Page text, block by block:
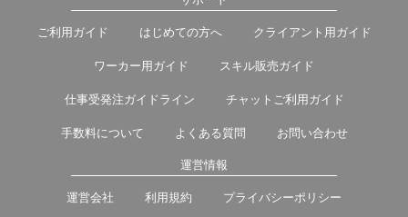
ご利用ガイド はじめての方へ クライアント用ガイド
ワーカー用ガイド スキル販売ガイド
仕事受発注ガイドライン チャットご利用ガイド
手数料について よくある質問 お問い合わせ
運営情報
運営会社 利用規約 プライバシーポリシー